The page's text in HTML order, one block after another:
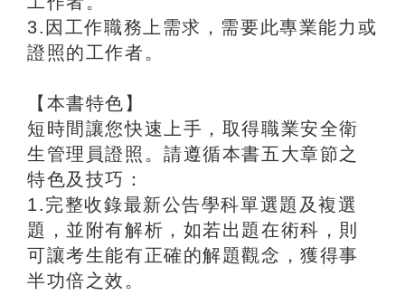
3.因工作職務上需求，需要此專業能力或
證照的工作者。
【本書特色】
短時間讓您快速上手，取得職業安全衛
生管理員證照。請遵循本書五大章節之
特色及技巧：
1.完整收錄最新公告學科單選題及複選
題，並附有解析，如若出題在術科，則
可讓考生能有正確的解題觀念，獲得事
半功倍之效。